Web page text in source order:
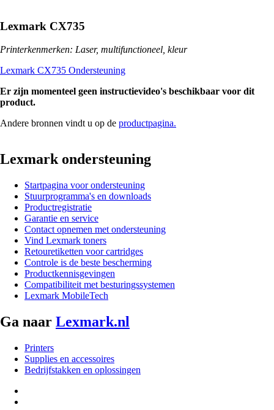
Lexmark CX735
Printerkenmerken: Laser, multifunctioneel, kleur
Lexmark CX735 Ondersteuning
Er zijn momenteel geen instructievideo's beschikbaar voor dit
product.
Andere bronnen vindt u op de productpagina.
Lexmark ondersteuning
Startpagina voor ondersteuning
Stuurprogramma's en downloads
Productregistratie
Garantie en service
Contact opnemen met ondersteuning
Vind Lexmark toners
Retouretiketten voor cartridges
Controle is de beste bescherming
Productkennisgevingen
Compatibiliteit met besturingssystemen
Lexmark MobileTech
Ga naar Lexmark.nl
Printers
Supplies en accessoires
Bedrijfstakken en oplossingen